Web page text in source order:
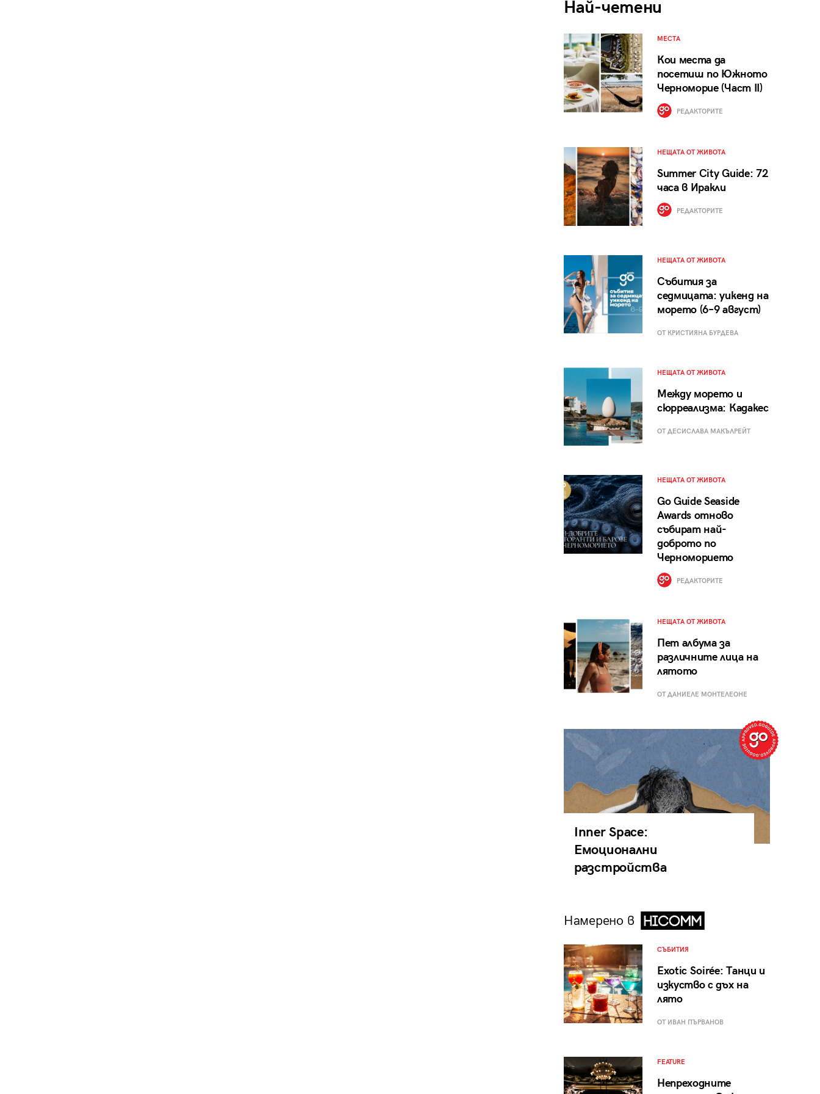
Най-четени
МЕСТА
Кои места да
посетиш по Южното
Черноморие (Част II)
РЕДАКТОРИТЕ
НЕЩАТА ОТ ЖИВОТА
Summer City Guide: 72
часа в Иракли
РЕДАКТОРИТЕ
НЕЩАТА ОТ ЖИВОТА
Събития за
седмицата: уикенд на
морето (6–9 август)
ОТ КРИСТИЯНА БУРДЕВА
НЕЩАТА ОТ ЖИВОТА
Между морето и
сюрреализма: Кадакес
ОТ ДЕСИСЛАВА МАКЪЛРЕЙТ
НЕЩАТА ОТ ЖИВОТА
Go Guide Seaside
Awards отново
събират най-
доброто по
Черноморието
РЕДАКТОРИТЕ
НЕЩАТА ОТ ЖИВОТА
Пет албума за
различните лица на
лятото
ОТ ДАНИЕЛЕ МОНТЕЛЕОНЕ
Inner Space:
Емоционални
разстройства
Намерено в
СЪБИТИЯ
Exotic Soirée: Танци и
изкуство с дъх на
лято
ОТ ИВАН ПЪРВАНОВ
FEATURE
Непреходните